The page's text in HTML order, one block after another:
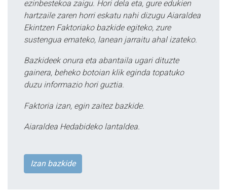
ezinbestekoa zaigu. Hori dela eta, gure edukien
hartzaile zaren horri eskatu nahi dizugu Aiaraldea
Ekintzen Faktoriako bazkide egiteko, zure
sustengua emateko, lanean jarraitu ahal izateko.
Bazkideek onura eta abantaila ugari dituzte
gainera, beheko botoian klik eginda topatuko
duzu informazio hori guztia.
Faktoria izan, egin zaitez bazkide.
Aiaraldea Hedabideko lantaldea.
Izan bazkide